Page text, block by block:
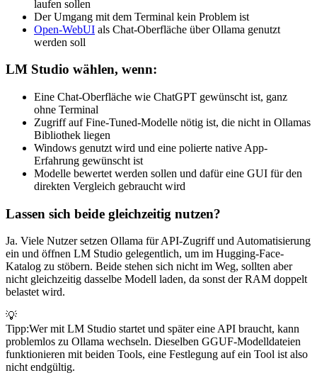
laufen sollen
Der Umgang mit dem Terminal kein Problem ist
Open-WebUI als Chat-Oberfläche über Ollama genutzt
werden soll
LM Studio wählen, wenn:
Eine Chat-Oberfläche wie ChatGPT gewünscht ist, ganz
ohne Terminal
Zugriff auf Fine-Tuned-Modelle nötig ist, die nicht in Ollamas
Bibliothek liegen
Windows genutzt wird und eine polierte native App-
Erfahrung gewünscht ist
Modelle bewertet werden sollen und dafür eine GUI für den
direkten Vergleich gebraucht wird
Lassen sich beide gleichzeitig nutzen?
Ja. Viele Nutzer setzen Ollama für API-Zugriff und Automatisierung
ein und öffnen LM Studio gelegentlich, um im Hugging-Face-
Katalog zu stöbern. Beide stehen sich nicht im Weg, sollten aber
nicht gleichzeitig dasselbe Modell laden, da sonst der RAM doppelt
belastet wird.
💡
Tipp:Wer mit LM Studio startet und später eine API braucht, kann
problemlos zu Ollama wechseln. Dieselben GGUF-Modelldateien
funktionieren mit beiden Tools, eine Festlegung auf ein Tool ist also
nicht endgültig.